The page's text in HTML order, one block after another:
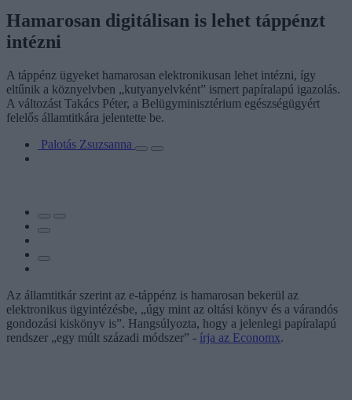
Hamarosan digitálisan is lehet táppénzt
intézni
A táppénz ügyeket hamarosan elektronikusan lehet intézni, így
eltűnik a köznyelvben „kutyanyelvként” ismert papíralapú igazolás.
A változást Takács Péter, a Belügyminisztérium egészségügyért
felelős államtitkára jelentette be.
Palotás Zsuzsanna
Az államtitkár szerint az e-táppénz is hamarosan bekerül az
elektronikus ügyintézésbe, „úgy mint az oltási könyv és a várandós
gondozási kiskönyv is”. Hangsúlyozta, hogy a jelenlegi papíralapú
rendszer „egy múlt századi módszer” - írja az Economx.